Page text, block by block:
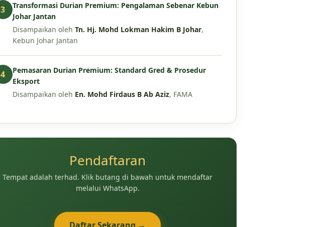
3
Transformasi Durian Premium: Pengalaman Sebenar Kebun
Johar Jantan
Disampaikan oleh Tn. Hj. Mohd Lokman Hakim B Johar,
Kebun Johar Jantan
4
Pemasaran Durian Premium: Standard Gred & Prosedur
Eksport
Disampaikan oleh En. Mohd Firdaus B Ab Aziz, FAMA
Pendaftaran
Tempat adalah terhad. Klik butang di bawah untuk mendaftar
melalui WhatsApp.